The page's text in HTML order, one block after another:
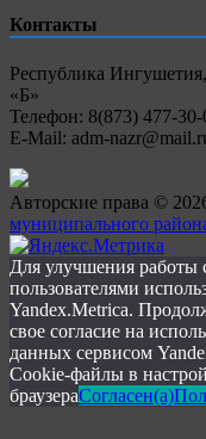
Контакты
Республика
«Б»
Телефон: 8(873) 477-30-
E-Mail: adm-
Авторские права ©
муниципального
Для улучшения работы
пользователями
Yandex.Metrica.
свое согласие на
данных сервисом
Cookie-файлы в
браузераСогласен(а)